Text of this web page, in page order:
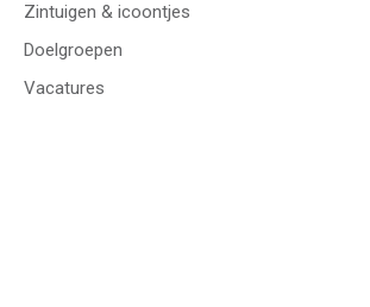
Zintuigen & icoontjes
Doelgroepen
Vacatures